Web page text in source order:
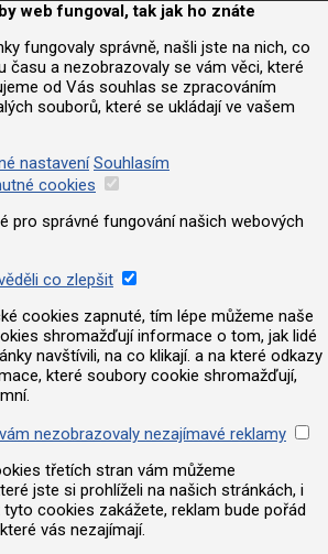
web fungoval, tak jak ho znáte
fungovaly správně, našli jste na nich, co
času a nezobrazovaly se vám věci, které
od Vás souhlas se zpracováním
souborů, které se ukládají ve vašem
nastavení Souhlasím
cookies
pro správné fungování našich webových
co zlepšit
cookies zapnuté, tím lépe můžeme naše
shromažďují informace o tom, jak lidé
navštívili, na co klikají. a na které odkazy
které soubory cookie shromažďují,
nezobrazovaly nezajímavé reklamy
třetích stran vám můžeme
jste si prohlíželi na našich stránkách, i
tyto cookies zakážete, reklam bude pořád
vás nezajímají.